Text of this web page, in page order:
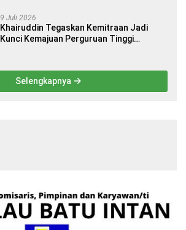
9 Juli 2026
Khairuddin Tegaskan Kemitraan Jadi
Kunci Kemajuan Perguruan Tinggi
Selengkapnya